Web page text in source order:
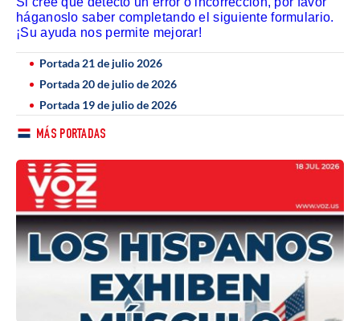
háganoslo saber completando el siguiente formulario.
¡Su ayuda nos permite mejorar!
Portada 21 de julio 2026
Portada 20 de julio de 2026
Portada 19 de julio de 2026
MÁS PORTADAS